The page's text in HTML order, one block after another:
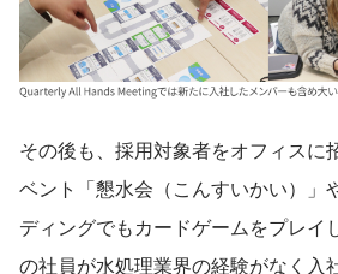
その後も、採用対象者をオフィスに
ベント「懇水会（こんすいかい）」
ディングでもカードゲームをプレイ
の社員が水処理業界の経験がなく入